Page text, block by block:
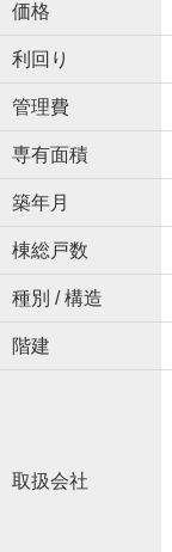
価格
利回り
管理費
専有面積
築年月
棟総戸数
種別 / 構造
階建
取扱会社